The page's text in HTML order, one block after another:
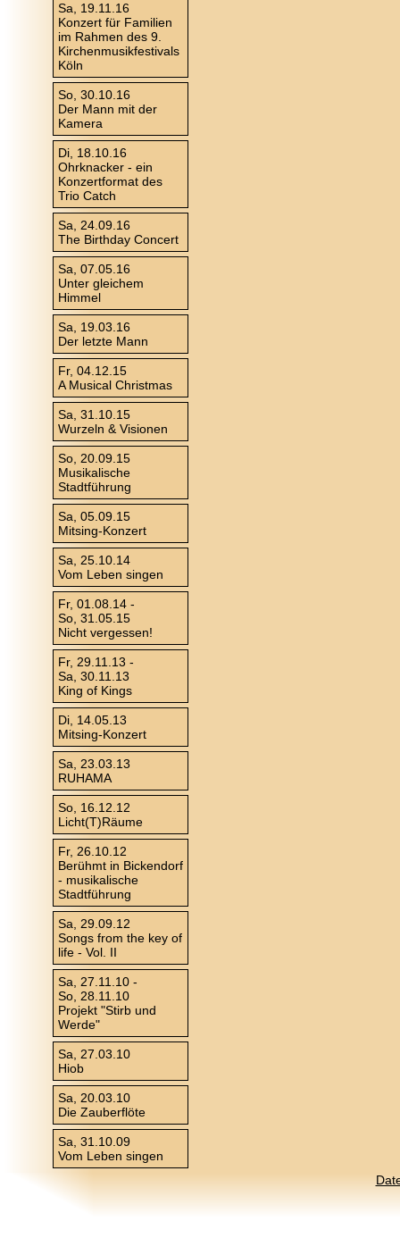
Sa, 19.11.16
Konzert für Familien
im Rahmen des 9.
Kirchenmusikfestivals
Köln
So, 30.10.16
Der Mann mit der
Kamera
Di, 18.10.16
Ohrknacker - ein
Konzertformat des
Trio Catch
Sa, 24.09.16
The Birthday Concert
Sa, 07.05.16
Unter gleichem
Himmel
Sa, 19.03.16
Der letzte Mann
Fr, 04.12.15
A Musical Christmas
Sa, 31.10.15
Wurzeln & Visionen
So, 20.09.15
Musikalische
Stadtführung
Sa, 05.09.15
Mitsing-Konzert
Sa, 25.10.14
Vom Leben singen
Fr, 01.08.14 -
So, 31.05.15
Nicht vergessen!
Fr, 29.11.13 -
Sa, 30.11.13
King of Kings
Di, 14.05.13
Mitsing-Konzert
Sa, 23.03.13
RUHAMA
So, 16.12.12
Licht(T)Räume
Fr, 26.10.12
Berühmt in Bickendorf
- musikalische
Stadtführung
Sa, 29.09.12
Songs from the key of
life - Vol. II
Sa, 27.11.10 -
So, 28.11.10
Projekt "Stirb und
Werde"
Sa, 27.03.10
Hiob
Sa, 20.03.10
Die Zauberflöte
Sa, 31.10.09
Vom Leben singen